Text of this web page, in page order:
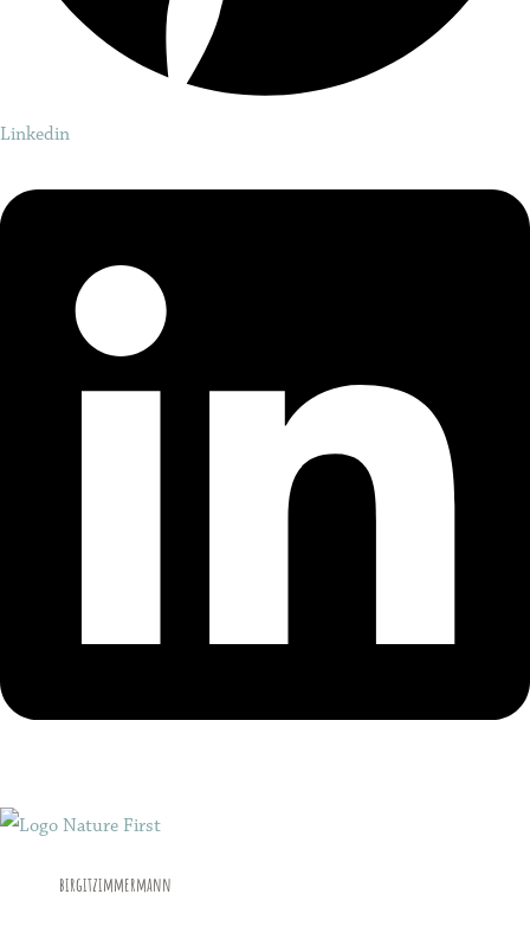
Linkedin
birgitzimmermann